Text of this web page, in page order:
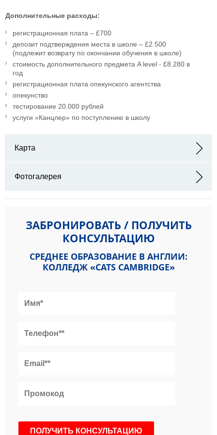
Дополнительные расходы:
регистрационная плата – £700
депозит подтверждения места в школе – £2.500
(подлежит возврату по окончании обучения в школе)
стоимость дополнительного предмета A level - £8.280 в
год
регистрационная плата опекунского агентства
опекунство
тестирование 20.000 рублей
услуги «Канцлер» по поступлению в школу
Карта
Фотогалерея
ЗАБРОНИРОВАТЬ / ПОЛУЧИТЬ
КОНСУЛЬТАЦИЮ
СРЕДНЕЕ ОБРАЗОВАНИЕ В АНГЛИИ:
КОЛЛЕДЖ «CATS CAMBRIDGE»